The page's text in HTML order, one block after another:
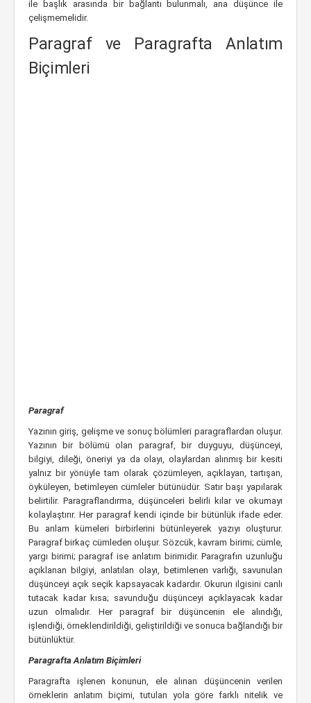
ile başlık arasında bir bağlantı bulunmalı, ana düşünce ile
çelişmemelidir.
Paragraf ve Paragrafta Anlatım
Biçimleri
Paragraf
Yazının giriş, gelişme ve sonuç bölümleri paragraflardan oluşur.
Yazının bir bölümü olan paragraf, bir duyguyu, düşünceyi,
bilgiyi, dileği, öneriyi ya da olayı, olaylardan alınmış bir kesiti
yalnız bir yönüyle tam olarak çözümleyen, açıklayan, tartışan,
öyküleyen, betimleyen cümleler bütünüdür. Satır başı yapılarak
belirtilir. Paragraflandırma, düşünceleri belirli kılar ve okumayı
kolaylaştırır. Her paragraf kendi içinde bir bütünlük ifade eder.
Bu anlam kümeleri birbirlerini bütünleyerek yazıyı oluşturur.
Paragraf birkaç cümleden oluşur. Sözcük, kavram birimi; cümle,
yargı birimi; paragraf ise anlatım birimidir. Paragrafın uzunluğu
açıklanan bilgiyi, anlatılan olayı, betimlenen varlığı, savunulan
düşünceyi açık seçik kapsayacak kadardır. Okurun ilgisini canlı
tutacak kadar kısa; savunduğu düşünceyi açıklayacak kadar
uzun olmalıdır. Her paragraf bir düşüncenin ele alındığı,
işlendiği, örneklendirildiği, geliştirildiği ve sonuca bağlandığı bir
bütünlüktür.
Paragrafta Anlatım Biçimleri
Paragrafta işlenen konunun, ele alınan düşüncenin verilen
örneklerin anlatım biçimi, tutulan yola göre farklı nitelik ve